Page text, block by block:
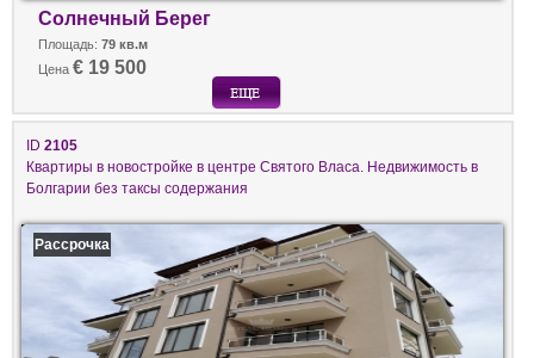
Солнечный Берег
Площадь: 79 кв.м
Цена € 19 500
ID 2105
Квартиры в новостройке в центре Святого Власа. Недвижимость в
Болгарии без таксы содержания
Рассрочка